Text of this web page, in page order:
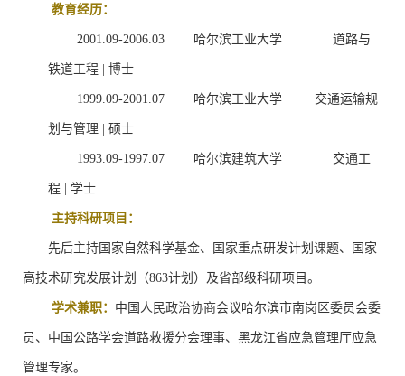
教育经历 ：
2001.09-2006.03 哈尔滨工业大学 道路与
铁道工程 博士
1999.09-2001.07 哈尔滨工业大学 交通运输规
划与管理 硕士
1993.09-1997.07 哈尔滨建筑大学 交通工
程 学士
主持科研项目：
先后主持国家自然科学基金、国家重点研发计划课题、国家
高技术研究发展计划（863计划）及省部级科研项目。
学术兼职： 中国人民政治协商会议哈尔滨市南岗区委员会委
员、 中国公路学会道路救援分会理事、黑龙江省应急管理厅应急
管理专家。